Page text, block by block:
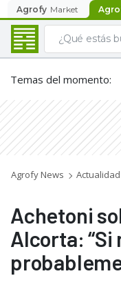
Agrofy Market
Temas del momento:
Agrofy News Actualidad
Achetoni
Alcorta: “Si